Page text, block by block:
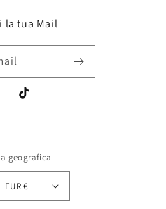
la tua Mail
TikTok
geografica
Italia | EUR €